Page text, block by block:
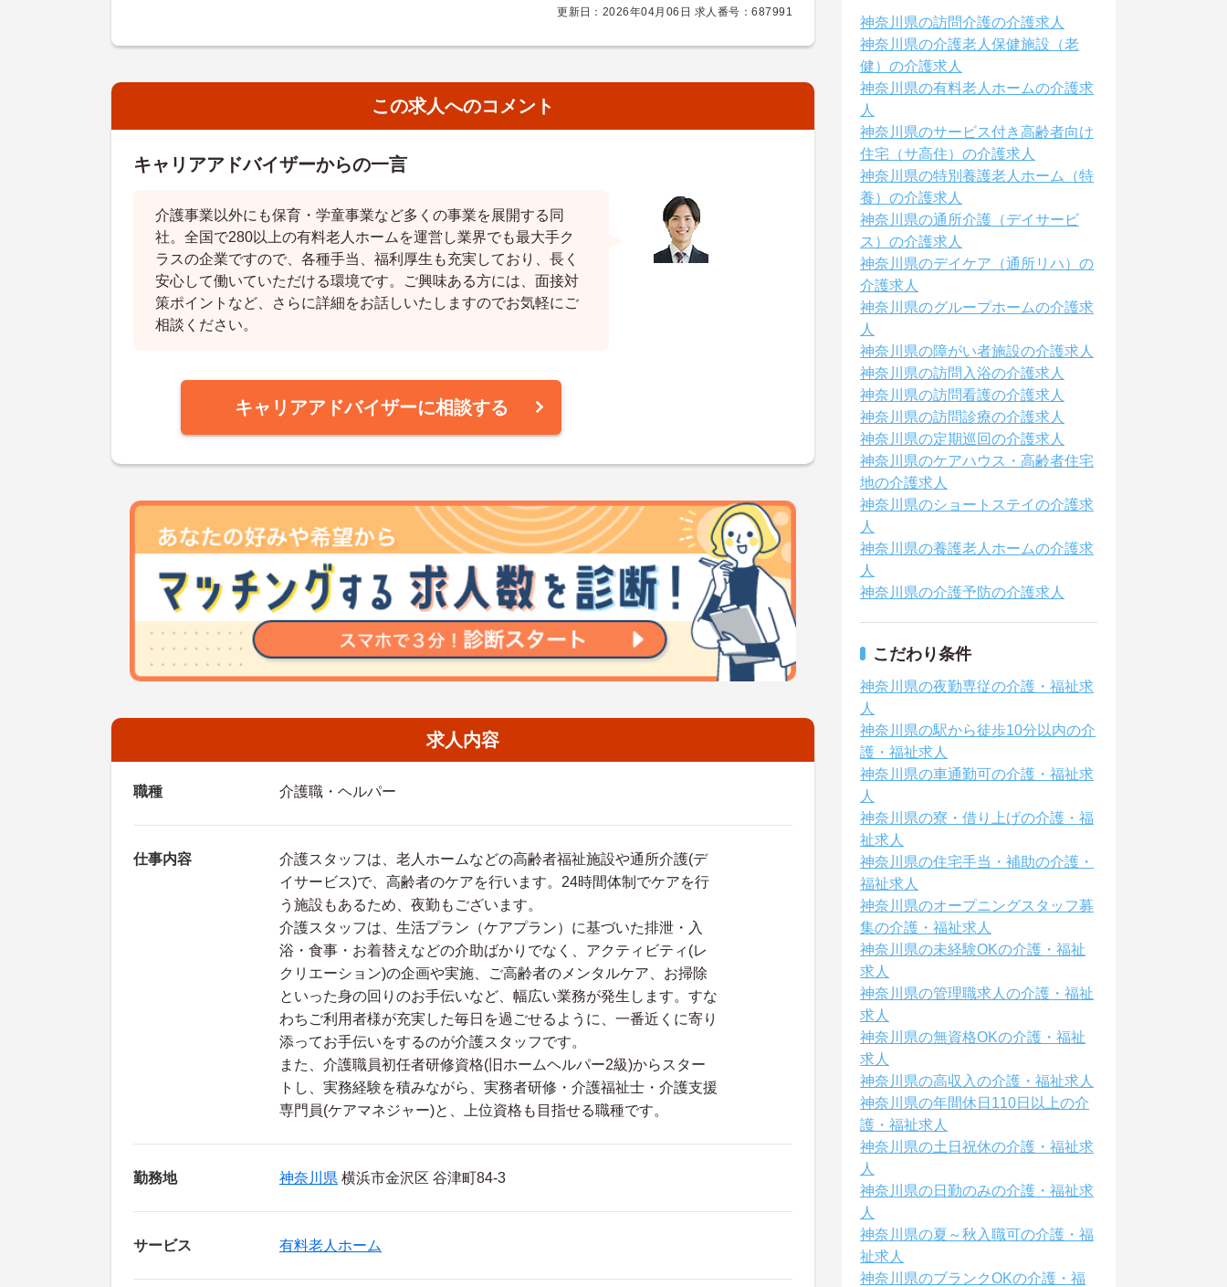
更新日：2026年04月06日 求人番号：687991
この求人へのコメント
キャリアアドバイザーからの一言
介護事業以外にも保育・学童事業など多くの事業を展開する同
社。全国で280以上の有料老人ホームを運営し業界でも最大手ク
ラスの企業ですので、各種手当、福利厚生も充実しており、長く
安心して働いていただける環境です。ご興味ある方には、面接対
策ポイントなど、さらに詳細をお話しいたしますのでお気軽にご
相談ください。
キャリアアドバイザーに相談する
求人内容
職種 介護職・ヘルパー
仕事内容
介護スタッフは、老人ホームなどの高齢者福祉施設や通所介護(デ
イサービス)で、高齢者のケアを行います。24時間体制でケアを行
う施設もあるため、夜勤もございます。
介護スタッフは、生活プラン（ケアプラン）に基づいた排泄・入
浴・食事・お着替えなどの介助ばかりでなく、アクティビティ(レ
クリエーション)の企画や実施、ご高齢者のメンタルケア、お掃除
といった身の回りのお手伝いなど、幅広い業務が発生します。すな
わちご利用者様が充実した毎日を過ごせるように、一番近くに寄り
添ってお手伝いをするのが介護スタッフです。
また、介護職員初任者研修資格(旧ホームヘルパー2級)からスター
トし、実務経験を積みながら、実務者研修・介護福祉士・介護支援
専門員(ケアマネジャー)と、上位資格も目指せる職種です。
勤務地 神奈川県 横浜市金沢区 谷津町84-3
サービス 有料老人ホーム
神奈川県の訪問介護の介護求人
神奈川県の介護老人保健施設（老
健）の介護求人
神奈川県の有料老人ホームの介護求
人
神奈川県のサービス付き高齢者向け
住宅（サ高住）の介護求人
神奈川県の特別養護老人ホーム（特
養）の介護求人
神奈川県の通所介護（デイサービ
ス）の介護求人
神奈川県のデイケア（通所リハ）の
介護求人
神奈川県のグループホームの介護求
人
神奈川県の障がい者施設の介護求人
神奈川県の訪問入浴の介護求人
神奈川県の訪問看護の介護求人
神奈川県の訪問診療の介護求人
神奈川県の定期巡回の介護求人
神奈川県のケアハウス・高齢者住宅
地の介護求人
神奈川県のショートステイの介護求
人
神奈川県の養護老人ホームの介護求
人
神奈川県の介護予防の介護求人
こだわり条件
神奈川県の夜勤専従の介護・福祉求
人
神奈川県の駅から徒歩10分以内の介
護・福祉求人
神奈川県の車通勤可の介護・福祉求
人
神奈川県の寮・借り上げの介護・福
祉求人
神奈川県の住宅手当・補助の介護・
福祉求人
神奈川県のオープニングスタッフ募
集の介護・福祉求人
神奈川県の未経験OKの介護・福祉
求人
神奈川県の管理職求人の介護・福祉
求人
神奈川県の無資格OKの介護・福祉
求人
神奈川県の高収入の介護・福祉求人
神奈川県の年間休日110日以上の介
護・福祉求人
神奈川県の土日祝休の介護・福祉求
人
神奈川県の日勤のみの介護・福祉求
人
神奈川県の夏～秋入職可の介護・福
祉求人
神奈川県のブランクOKの介護・福